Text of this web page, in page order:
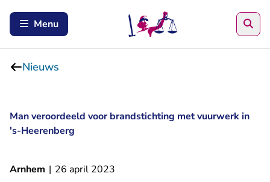
Menu
Nieuws
Man veroordeeld voor brandstichting met vuurwerk in
's-Heerenberg
Arnhem | 26 april 2023